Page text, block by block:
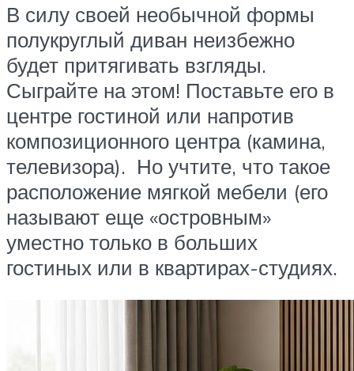
В силу своей необычной формы
полукруглый диван неизбежно
будет притягивать взгляды.
Сыграйте на этом! Поставьте его в
центре гостиной или напротив
композиционного центра (камина,
телевизора). Но учтите, что такое
расположение мягкой мебели (его
называют еще «островным»
уместно только в больших
гостиных или в квартирах-студиях.